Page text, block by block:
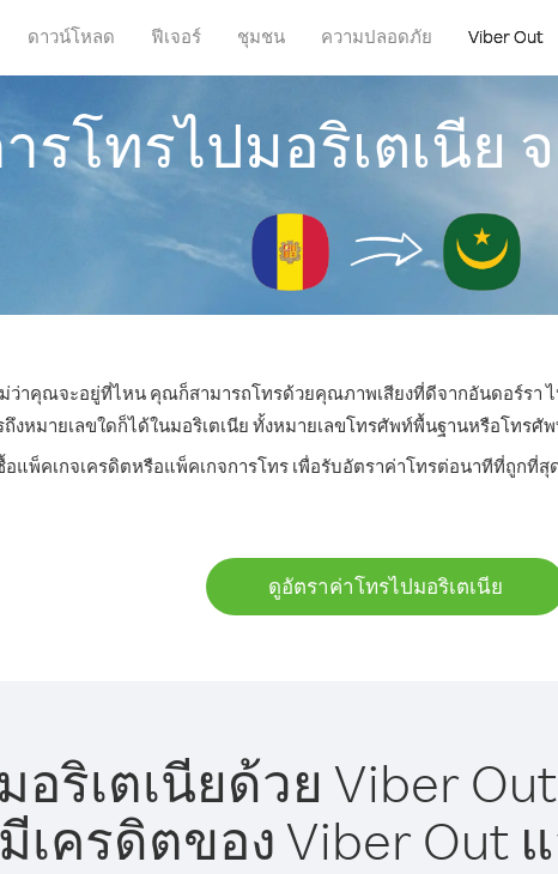
ดาวน์โหลด ฟีเจอร์ ชุมชน ความปลอดภัย Viber Out
รโทรไปมอริเตเนีย
ว่าคุณจะอยู่ที่ไหน คุณก็สามารถโทรด้วยคุณภาพเสียงที่ดีจากอันดอร์รา ไ
งหมายเลขใดก็ได้ในมอริเตเนีย ทั้งหมายเลขโทรศัพท์พื้นฐานหรือโทรศั
อแพ็คเกจเครดิตหรือแพ็คเกจการโทร เพื่อรับอัตราค่าโทรต่อนาทีที่ถูกที่สุ
ดูอัตราค่าโทรไปมอริเตเนีย
อริเตเนียด้วย Viber
เครดิตของ Viber Out